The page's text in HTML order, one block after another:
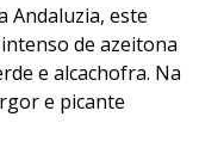
Andaluzia, este
de azeitona
e alcachofra. Na
e picante